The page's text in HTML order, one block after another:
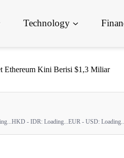
Technology
Ethereum Kini Berisi $1,3 Miliar
HKD - IDR: Loading...EUR - USD: